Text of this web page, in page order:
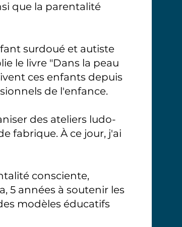
que la parentalité
surdoué et autiste
le livre "Dans la peau
ces enfants depuis
de l'enfance.
des ateliers ludo-
fabrique. À ce jour, j'ai
consciente,
5 années à soutenir les
modèles éducatifs